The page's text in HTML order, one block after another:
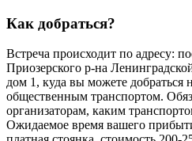
Как добраться?
Встреча происходит по адресу:
Приозерского р-на
дом 1, куда вы можете добраться
общественным транспортом.
организаторам, каким
Ожидаемое время вашего